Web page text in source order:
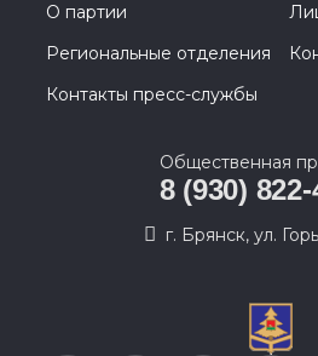
О партии
Региональные отделения
Контакты пресс-службы
Общественная
8 (930)
г. Брянск, ул.